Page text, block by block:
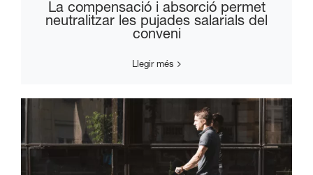
La compensació i absorció permet
neutralitzar les pujades salarials del
conveni
Llegir més